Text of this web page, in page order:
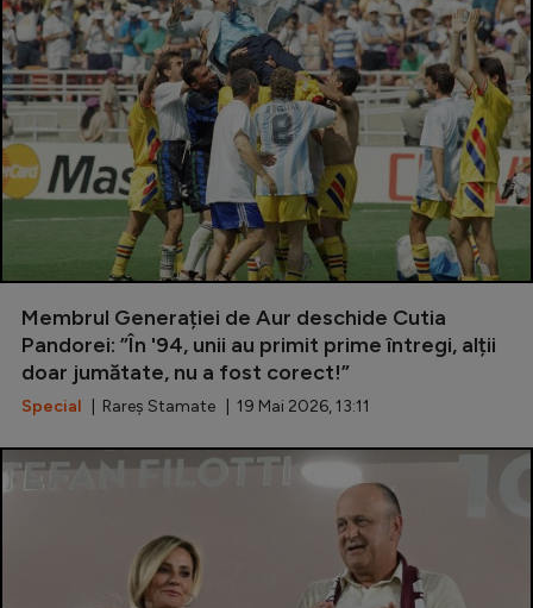
Membrul Generației de Aur deschide Cutia
Pandorei: ”În '94, unii au primit prime întregi, alții
doar jumătate, nu a fost corect!”
Special | Rareș Stamate | 19 Mai 2026, 13:11